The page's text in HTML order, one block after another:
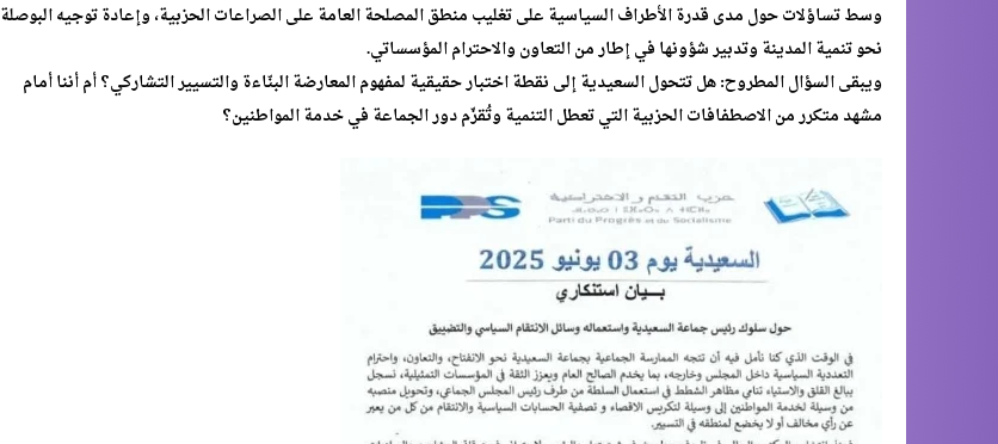
وسط تساؤلات حول مدى قدرة الأطراف السياسية على تغليب منطق المصلحة العامة على الصراعات الحزبية، وإعادة توجيه البوصلة
نحو تنمية المدينة وتدبير شؤونها في إطار من التعاون والاحترام المؤسساتي.
ويبقى السؤال المطروح: هل تتحول السعيدية إلى نقطة اختبار حقيقية لمفهوم المعارضة البنّاءة والتسيير التشاركي؟ أم أننا أمام
مشهد متكرر من الاصطفافات الحزبية التي تعطل التنمية وتُقزّم دور الجماعة في خدمة المواطنين؟